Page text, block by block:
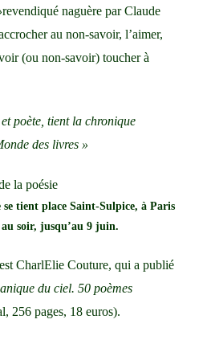
revendiqué naguère par Claude
au non-savoir, l’aimer,
(ou non-savoir) toucher à
poète, tient la chronique
des livres »
la poésie
se tient place Saint-Sulpice, à Paris
soir, jusqu’au 9 juin.
CharlElie Couture, qui a publié
du ciel. 50 poèmes
256 pages, 18 euros).